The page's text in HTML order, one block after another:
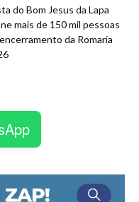
do Bom Jesus da Lapa
mais de 150 mil pessoas
da Romaria